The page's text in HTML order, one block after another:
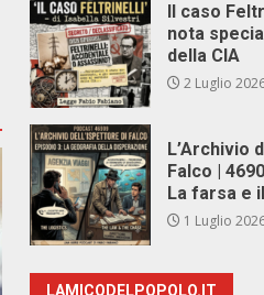
Il caso
nota
della CIA
2 Luglio
L’Archivio
Falco |
La farsa e
1 Luglio
LAMICODELPOPOLO.IT